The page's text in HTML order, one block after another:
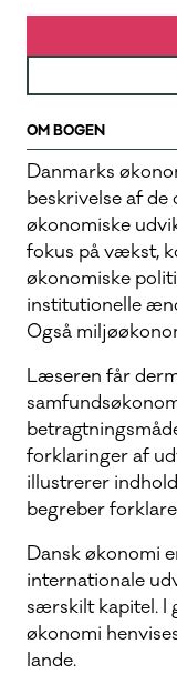
OM BOGEN
Danmarks
beskrivelse af
økonomiske
fokus på vækst,
økonomiske
institutionelle
Også
Læseren får
forklaringer af
illustrerer
begreber
Dansk økonomi
internationale
særskilt kapitel. I
økonomi
lande.